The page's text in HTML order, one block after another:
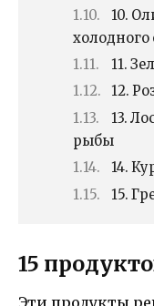
10.
11.
12.
13.
рыбы
14.
15.
15
Эти продукты